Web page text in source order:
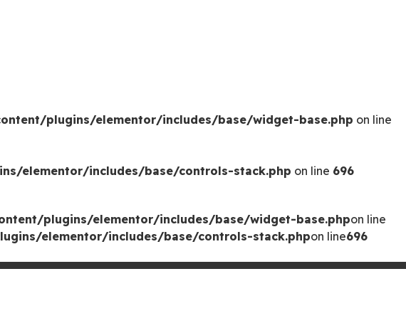
plugins/elementor/includes/base/widget-base.php on line
elementor/includes/base/controls-stack.php on line 696
plugins/elementor/includes/base/widget-base.phpon line
elementor/includes/base/controls-stack.phpon line696